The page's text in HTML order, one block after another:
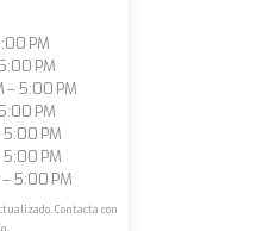
PM
PM
5:00 PM
PM
PM
PM
5:00 PM
Contacta con